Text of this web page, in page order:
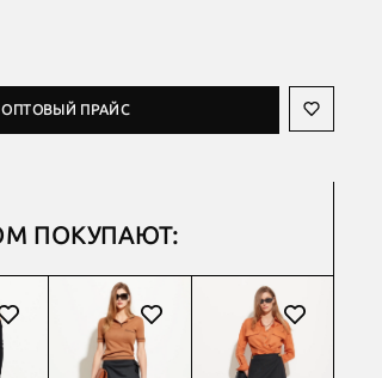
ОПТОВЫЙ ПРАЙС
ПОКУПАЮТ: